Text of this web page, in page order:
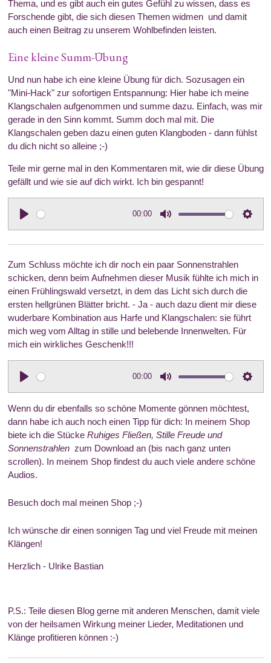
Thema, und es gibt auch ein gutes Gefühl zu wissen, dass es
Forschende gibt, die sich diesen Themen widmen und damit
auch einen Beitrag zu unserem Wohlbefinden leisten.
Eine kleine Summ-Übung
Und nun habe ich eine kleine Übung für dich. Sozusagen ein
"Mini-Hack" zur sofortigen Entspannung: Hier habe ich meine
Klangschalen aufgenommen und summe dazu. Einfach, was mir
gerade in den Sinn kommt. Summ doch mal mit. Die
Klangschalen geben dazu einen guten Klangboden - dann fühlst
du dich nicht so alleine ;-)
Teile mir gerne mal in den Kommentaren mit, wie dir diese Übung
gefällt und wie sie auf dich wirkt. Ich bin gespannt!
l
y
00:00
u
e
e
n
g
Zum Schluss möchte ich dir noch ein paar Sonnenstrahlen
schicken, denn beim Aufnehmen dieser Musik fühlte ich mich in
einen Frühlingswald versetzt, in dem das Licht sich durch die
ersten hellgrünen Blätter bricht. - Ja - auch dazu dient mir diese
wuderbare Kombination aus Harfe und Klangschalen: sie führt
mich weg vom Alltag in stille und belebende Innenwelten. Für
mich ein wirkliches Geschenk!!!
l
a
y
00:00
u
t
e
t
n
Wenn du dir ebenfalls so schöne Momente gönnen möchtest,
dann habe ich auch noch einen Tipp für dich: In meinem Shop
biete ich die Stücke Ruhiges Fließen, Stille Freude und
Sonnenstrahlen zum Download an (bis nach ganz unten
scrollen). In meinem Shop findest du auch viele andere schöne
Audios.
Besuch doch mal meinen Shop ;-)
Ich wünsche dir einen sonnigen Tag und viel Freude mit meinen
Klängen!
Herzlich - Ulrike Bastian
P.S.: Teile diesen Blog gerne mit anderen Menschen, damit viele
von der heilsamen Wirkung meiner Lieder, Meditationen und
Klänge profitieren können :-)